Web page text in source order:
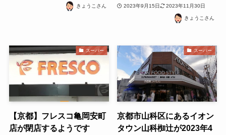
きょうこさん 2023年9月15日 2023年11月30日
きょうこさん
スーパー
【京都】フレスコ亀岡安町
店が閉店するようです
スーパー
京都市山科区にあるイオン
タウン山科椥辻が2023年4